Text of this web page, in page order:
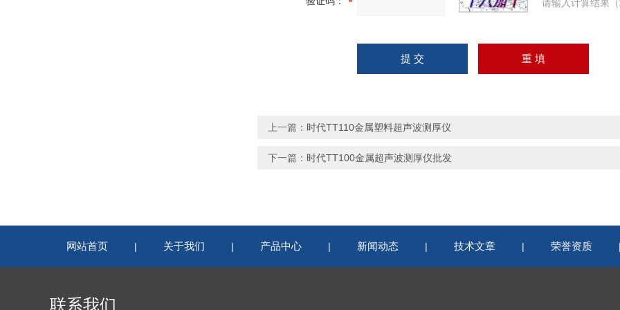
请输入计算结果
上一篇： 时代TT110金属塑料超声波测厚仪
下一篇： 时代TT100金属超声波测厚仪批发
网站首页 | 关于我们 | 产品中心 | 新闻动态 | 技术文章 | 荣誉资质
联系我们